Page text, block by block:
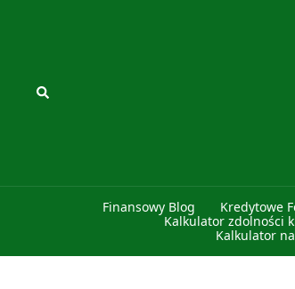
Szukaj
Finansowy Blog Kredytowe
Kalkulator zdolności
Kalkulator